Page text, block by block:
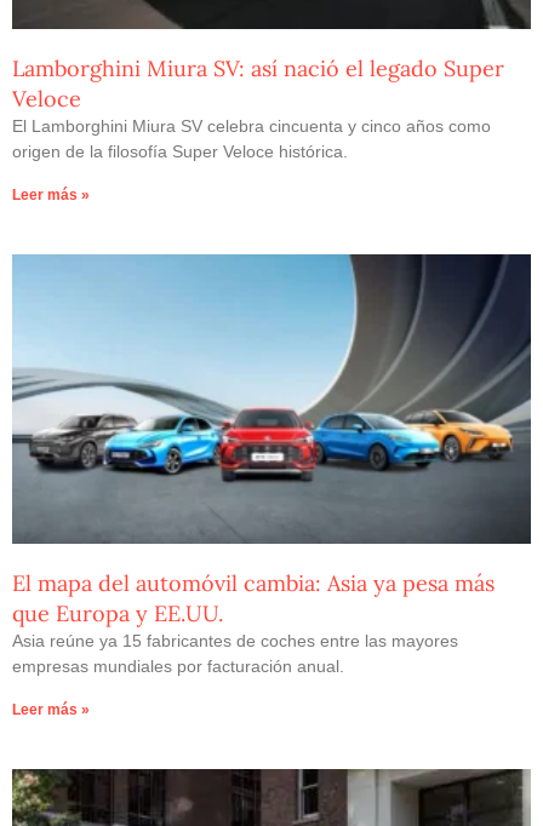
Lamborghini Miura SV: así nació el legado Super
Veloce
El Lamborghini Miura SV celebra cincuenta y cinco años como
origen de la filosofía Super Veloce histórica.
Leer más »
El mapa del automóvil cambia: Asia ya pesa más
que Europa y EE.UU.
Asia reúne ya 15 fabricantes de coches entre las mayores
empresas mundiales por facturación anual.
Leer más »